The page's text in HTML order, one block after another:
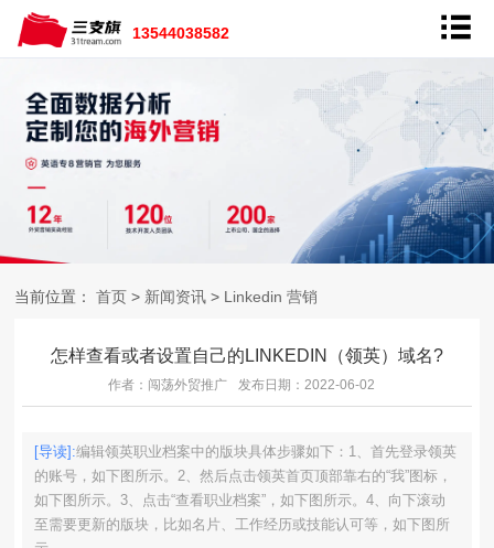
13544038582
当前位置： 首页 > 新闻资讯 > Linkedin 营销
怎样查看或者设置自己的LINKEDIN（领英）域名?
作者：闯荡外贸推广 发布日期：2022-06-02
[导读]:编辑领英职业档案中的版块具体步骤如下：1、首先登录领英
的账号，如下图所示。2、然后点击领英首页顶部靠右的“我”图标，
如下图所示。3、点击“查看职业档案”，如下图所示。4、向下滚动
至需要更新的版块，比如名片、工作经历或技能认可等，如下图所